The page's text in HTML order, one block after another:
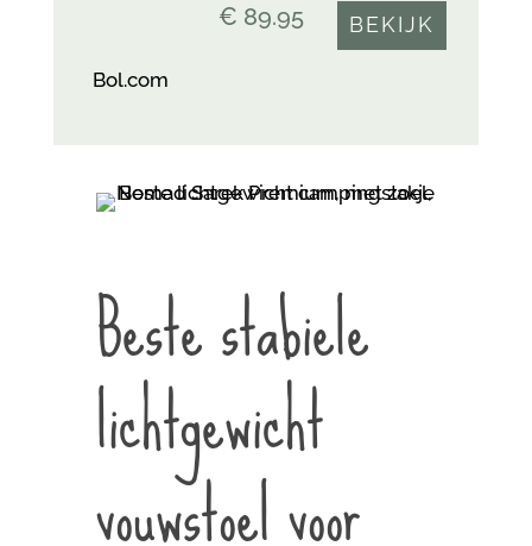
Bol.com
€ 89.95 BEKIJK
Beste stabiele
lichtgewicht
vouwstoel voor